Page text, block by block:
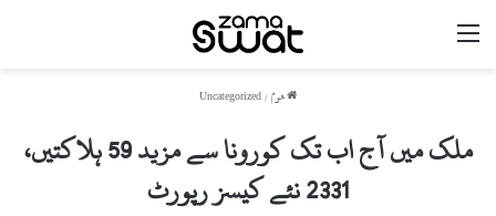
مینو
ھوم/
Uncategorized
ملک میں آج اب تک کورونا سے مزید 59 ہلاکتیں،
2331 نئے کیسز رپورٹ